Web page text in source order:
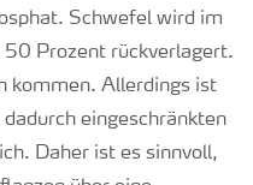
Schwefel wird im
Prozent rückverlagert.
kommen. Allerdings ist
eingeschränkten
Daher ist es sinnvoll,